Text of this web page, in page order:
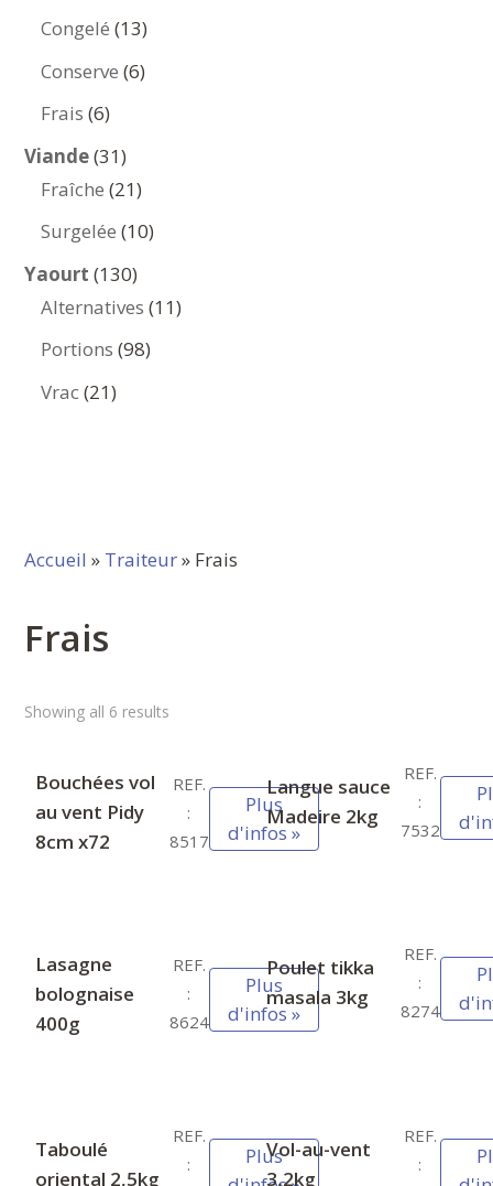
produits
Congelé 1313
produits
Conserve 66
Frais 66
produits
Viande 3131
produits
Fraîche 2121
produits
Surgelée 1010
Yaourt 130130
produits
Alternatives 1111
Portions 9898
Vrac 2121
Accueil » Traiteur» Frais
Frais
Showing all 6 results
Bouchées vol
au vent Pidy
8cm x72
REF.
:
8517
Plus
d'infos »
Langue sauce
Madeire 2kg
REF.
:
7532
Lasagne
bolognaise
400g
REF.
:
8624
Plus
d'infos »
Poulet tikka
masala 3kg
REF.
:
8274
Taboulé
oriental 2,5kg
REF.
:
PlusVol-au-vent
3,2kg
REF.
: